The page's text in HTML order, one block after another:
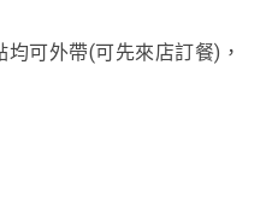
可外帶(可先來店訂餐)，